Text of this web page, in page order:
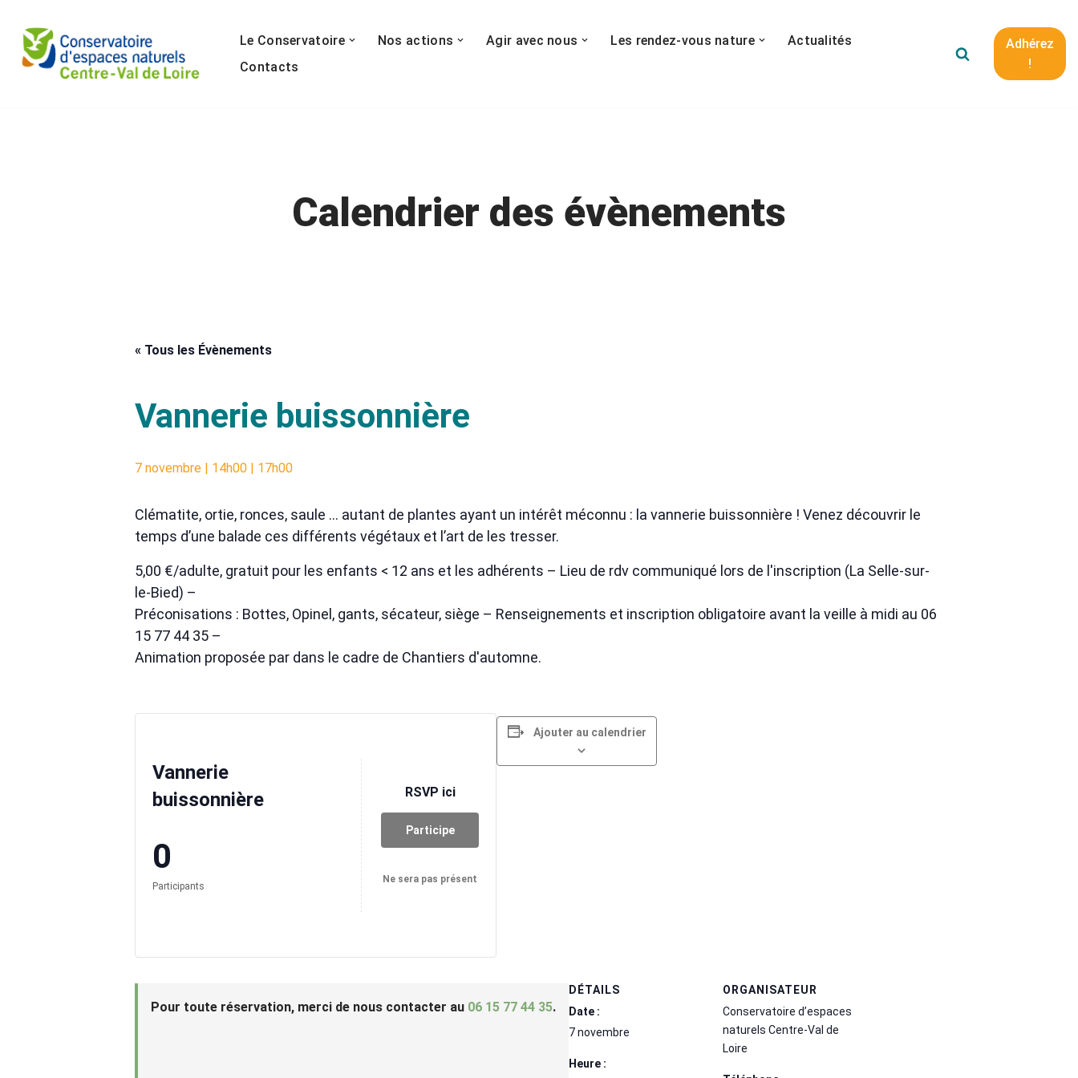
Aller
au
Le Conservatoire Nos actions Agir avec nous Les rendez-vous nature
Actualités
Contacts
Adhérez
!
Calendrier des évènements
« Tous les Évènements
Vannerie buissonnière
7 novembre | 14h00 | 17h00
Clématite, ortie, ronces, saule … autant de plantes ayant un intérêt méconnu : la vannerie buissonnière ! Venez découvrir le
temps d’une balade ces différents végétaux et l’art de les tresser.
5,00 €/adulte, gratuit pour les enfants < 12 ans et les adhérents – Lieu de rdv communiqué lors de l'inscription (La Selle-sur-
le-Bied) –
Préconisations : Bottes, Opinel, gants, sécateur, siège – Renseignements et inscription obligatoire avant la veille à midi au 06
15 77 44 35 –
Animation proposée par dans le cadre de Chantiers d'automne.
Vannerie
buissonnière
0
Participants
RSVP ici
Participe
Ne sera pas présent
Ajouter au calendrier
Pour toute réservation, merci de nous contacter au 06 15 77 44 35.
DÉTAILS
Date :
7 novembre
Heure :
ORGANISATEUR
Conservatoire d’espaces
naturels Centre-Val de
Loire